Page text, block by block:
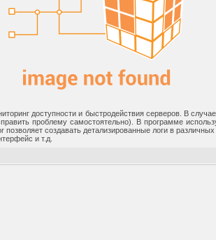
доступности и быстродействия серверов. В
проблему самостоятельно). В программе
позволяет создавать детализированные логи в
и т.д.